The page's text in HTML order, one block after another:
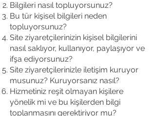
Bilgileri nasıl topluyorsunuz?
Bu tür kişisel bilgileri neden
topluyorsunuz?
Site ziyaretçilerinizin kişisel bilgilerini
nasıl saklıyor, kullanıyor, paylaşıyor ve
ifşa ediyorsunuz?
Site ziyaretçilerinizle iletişim kuruyor
musunuz? Kuruyorsanız nasıl?
Hizmetiniz reşit olmayan kişilere
yönelik mi ve bu kişilerden bilgi
toplanmasını gerektiriyor mu?